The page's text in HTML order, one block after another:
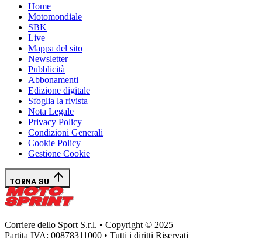
Home
Motomondiale
SBK
Live
Mappa del sito
Newsletter
Pubblicità
Abbonamenti
Edizione digitale
Sfoglia la rivista
Nota Legale
Privacy Policy
Condizioni Generali
Cookie Policy
Gestione Cookie
TORNA SU
Corriere dello Sport S.r.l. • Copyright © 2025
Partita IVA: 00878311000 • Tutti i diritti Riservati